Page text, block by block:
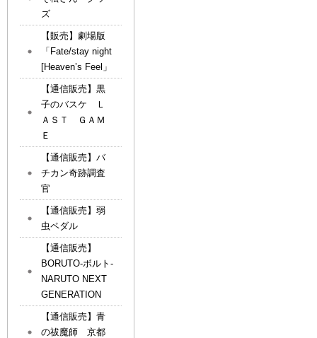
ズ
【販売】劇場版
「Fate/stay night
[Heaven’s Feel」
【通信販売】黒
子のバスケ Ｌ
ＡＳＴ ＧＡＭ
Ｅ
【通信販売】バ
チカン奇跡調査
官
【通信販売】弱
虫ペダル
【通信販売】
BORUTO-ボルト-
NARUTO NEXT
GENERATION
【通信販売】青
の祓魔師 京都